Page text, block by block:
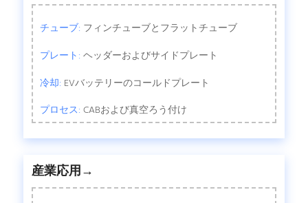
チューブ: フィンチューブとフラットチューブ
プレート: ヘッダーおよびサイドプレート
冷却: EVバッテリーのコールドプレート
プロセス: CABおよび真空ろう付け
産業応用→